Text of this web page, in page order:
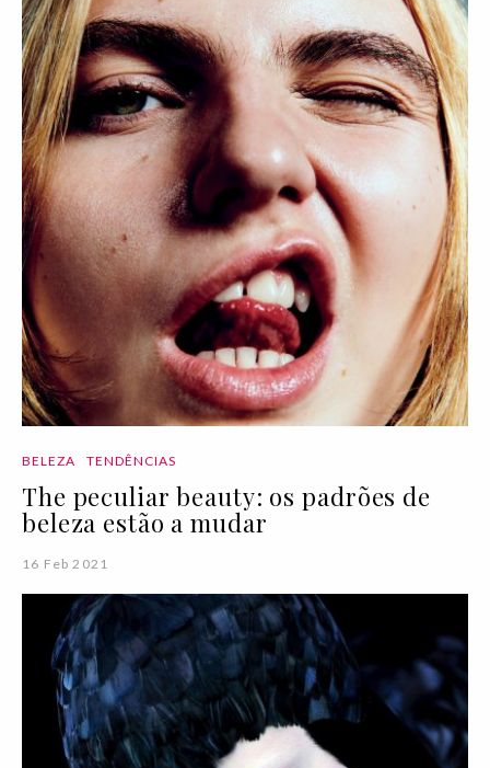
BELEZA TENDÊNCIAS
The peculiar beauty: os padrões de
beleza estão a mudar
16 Feb 2021